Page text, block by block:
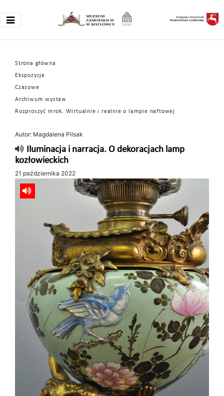
Strona główna
Ekspozycje
Czasowe
Archiwum wystaw
Rozproszyć mrok. Wirtualnie i realnie o lampie naftowej
Autor: Magdalena Pilsak
Iluminacja i narracja. O dekoracjach lamp
kozłowieckich
21 października 2022